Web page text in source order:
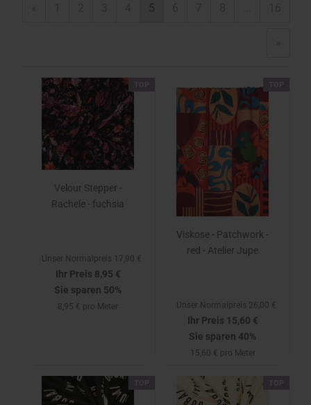
5
Velour Stepper -
Rachele - fuchsia
Unser Normalpreis 17,90 €
Ihr Preis 8,95 €
Sie sparen 50%
8,95 € pro Meter
Viskose - Patchwork -
red - Atelier Jupe
Unser Normalpreis 26,00 €
Ihr Preis 15,60 €
Sie sparen 40%
15,60 € pro Meter